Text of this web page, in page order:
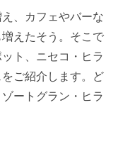
、カフェやバーな
えたそう。そこで
ト、ニセコ・ヒラ
ご紹介します。ど
ートグラン・ヒラ